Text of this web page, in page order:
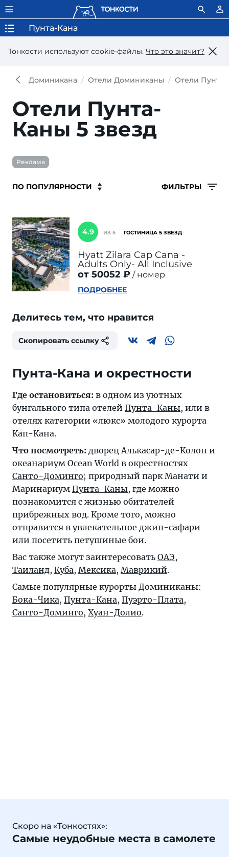
Тонкости используют сookie-файлы. Что это значит?
Пунта-Кана
Доминикана Отели Доминиканы Отели
Отели Пунта-
Каны 5 звезд
Реклама
ФИЛЬТРЫ
4.9 ИЗ 5 ГОСТИНИЦА 5 ЗВЕЗД
Hyatt Zilara Cap Cana -
Adults Only- All Inclusive
от 50052 ₽
номер
ПОДРОБНЕЕ
Делитесь тем, что нравится
Скопировать ссылку
Пунта-Кана и окрестности
Где остановиться: в одном из уютных
бунгального типа отелей Пунта-Каны, или в
отелях категории «люкс» молодого курорта
Кап-Кана.
Что посмотреть: дворец Алькасар-де-Колон и
океанариум Ocean World в окрестностях
Санто-Доминго; природный парк Манати и
Маринариум Пунта-Каны, где можно
познакомится с жизнью обитателей
прибрежных вод. Кроме того, можно
отправится в увлекательное джип-сафари
или посетить петушиные бои.
Вас также могут заинтересовать ОАЭ,
Таиланд, Куба, Мексика, Маврикий.
Самые популярные курорты Доминиканы:
Бока-Чика, Пунта-Кана, Пуэрто-Плата,
Санто-Доминго, Хуан-Долио.
Скоро на «Тонкостях»:
Самые неудобные места в самолете